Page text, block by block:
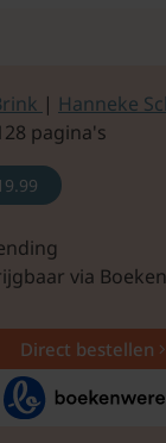
| Hanneke
pagina's
via
Direct bestellen